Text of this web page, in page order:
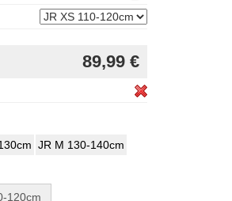
89,99 €
JR M 130-140cm
120cm